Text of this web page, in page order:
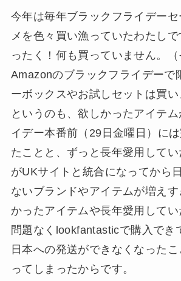
今年は毎年ブラックフライデー
メを色々買い漁っていたわたしで
ったく！何も買っていません。（
Amazonのブラックフライデーで
ーボックスやお試しセットは買い
というのも、欲しかったアイテ
イデー本番前（29日金曜日）に
たことと、ずっと長年愛用して
がUKサイトと統合になってから
ないブランドやアイテムが増えす
かったアイテムや長年愛用して
問題なくlookfantasticで購入でき
日本への発送ができなくなった
ってしまったからです。